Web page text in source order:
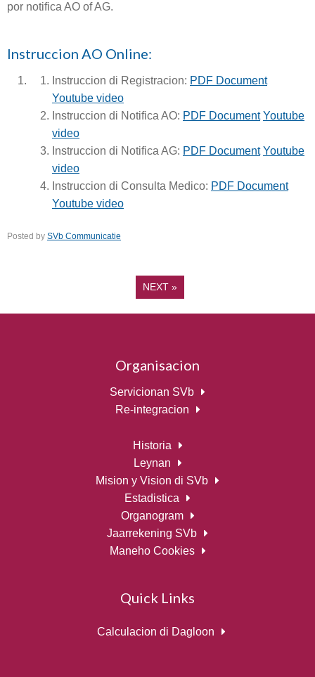
por notifica AO of AG.
Instruccion AO Online:
Instruccion di Registracion: PDF Document
Youtube video
Instruccion di Notifica AO: PDF Document Youtube
video
Instruccion di Notifica AG: PDF Document Youtube
video
Instruccion di Consulta Medico: PDF Document
Youtube video
Posted by SVb Communicatie
NEXT »
Organisacion
Servicionan SVb
Re-integracion
Historia
Leynan
Mision y Vision di SVb
Estadistica
Organogram
Jaarrekening SVb
Maneho Cookies
Quick Links
Calculacion di Dagloon